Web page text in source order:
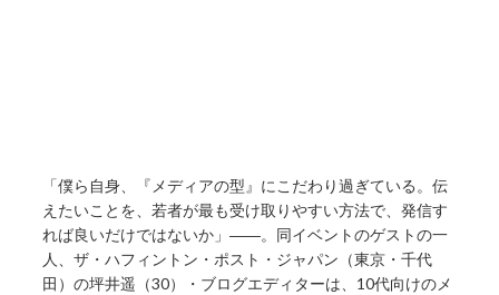
「僕ら自身、『メディアの型』にこだわり過ぎている。伝
えたいことを、若者が最も受け取りやすい方法で、発信す
れば良いだけではないか」――。同イベントのゲストの一
人、ザ・ハフィントン・ポスト・ジャパン（東京・千代
田）の坪井遥（30）・ブログエディターは、10代向けのメ